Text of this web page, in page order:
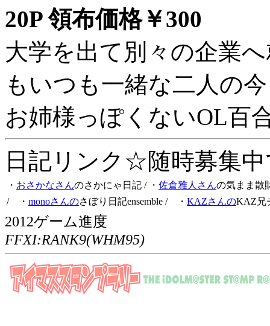
20P 領布価格￥300
大学を出て別々の企業
もいつも一緒な二人の
お姉様っぽくないOL百
日記リンク☆随時募集
・ おさかなさんのさかにゃ日記 / ・ 佐倉雅人さんの気まま散
/ ・ monoさんのさぼり日記ensemble / ・ KAZさんのKAZ兄
2012ゲーム進度
FFXI:RANK9(WHM95)